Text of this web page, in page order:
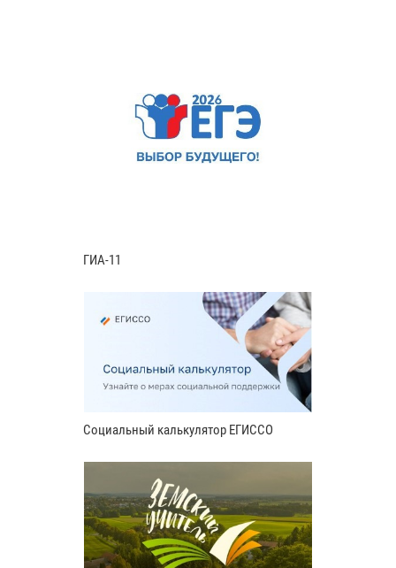
ГИА-11
Социальный калькулятор ЕГИССО